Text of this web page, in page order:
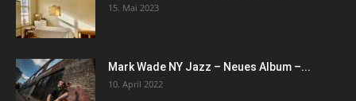
15. Mai 2023
Mark Wade NY Jazz – Neues Album –...
10. April 2022